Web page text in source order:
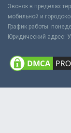
Звонок в пределах
мобильной и
График работы:
Юридический адрес: